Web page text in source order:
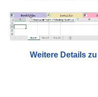
Weitere Details